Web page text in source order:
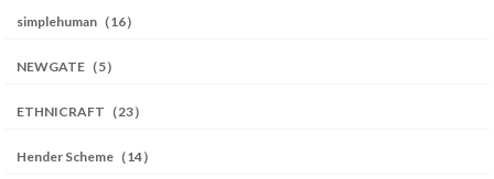
simplehuman（16）
NEWGATE（5）
ETHNICRAFT（23）
Hender Scheme（14）